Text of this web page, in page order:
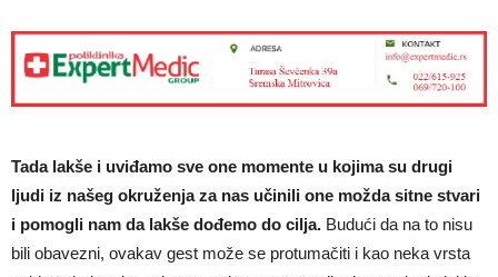
Tada lakše i uviđamo sve one momente u kojima su drugi
ljudi iz našeg okruženja za nas učinili one možda sitne stvari
i pomogli nam da lakše dođemo do cilja. Budući da na to nisu
bili obavezni, ovakav gest može se protumačiti i kao neka vrsta